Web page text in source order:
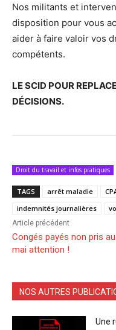
Nos militants et
disposition pour vous
aider à faire valoir vos
compétents.
LE SCID POUR
DÉCISIONS.
Droit du travail et infos pratiques
TAGS arrêt maladie
indemnités journalières
Article précédent
Congés payés non pris au
mai attention !
NOS AUTRES
Une